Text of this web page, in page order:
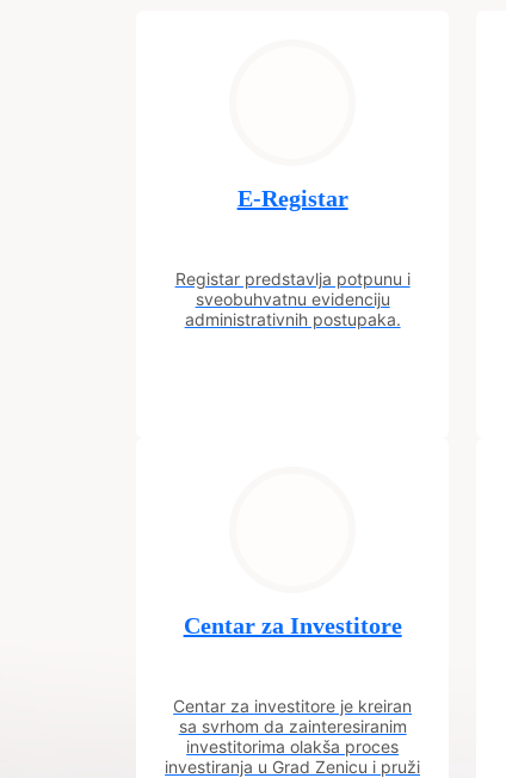
E-Registar
Registar predstavlja potpunu i
sveobuhvatnu evidenciju
administrativnih postupaka.
Centar za Investitore
Centar za investitore je kreiran
sa svrhom da zainteresiranim
investitorima olakša proces
investiranja u Grad Zenicu i pruži